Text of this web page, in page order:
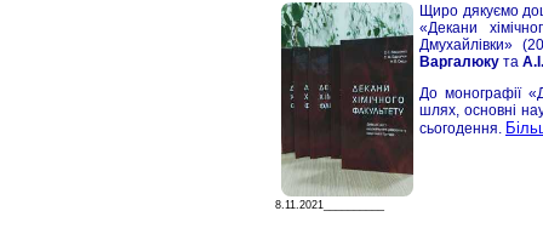
Щиро дякуємо
«Декани
Дмухайлівки»
Варгалюку та
До монографії
шлях, основні
сьогодення.
8.11.2021__________